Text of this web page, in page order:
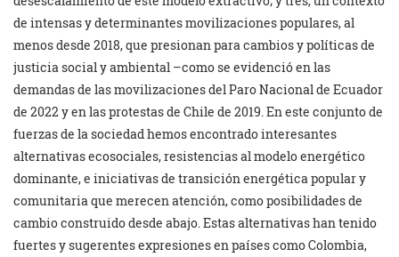
de intensas y determinantes movilizaciones populares, al
menos desde 2018, que presionan para cambios y políticas de
justicia social y ambiental –como se evidenció en las
demandas de las movilizaciones del Paro Nacional de Ecuador
de 2022 y en las protestas de Chile de 2019. En este conjunto de
fuerzas de la sociedad hemos encontrado interesantes
alternativas ecosociales, resistencias al modelo energético
dominante, e iniciativas de transición energética popular y
comunitaria que merecen atención, como posibilidades de
cambio construido desde abajo. Estas alternativas han tenido
fuertes y sugerentes expresiones en países como Colombia,